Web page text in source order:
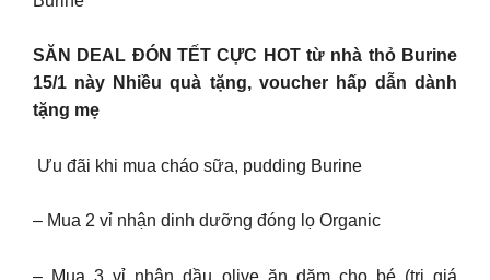
SĂN DEAL ĐÓN TẾT CỰC HOT từ nhà thỏ Burine
15/1 này Nhiều quà tặng, voucher hấp dẫn dành
tặng mẹ
️ Ưu đãi khi mua cháo sữa, pudding Burine
– Mua 2 vỉ nhận dinh dưỡng đóng lọ Organic
– Mua 3 vỉ nhận dầu olive ăn dặm cho bé (trị giá